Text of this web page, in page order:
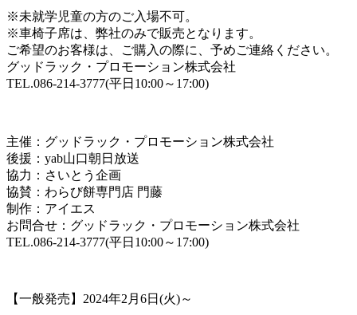
※未就学児童の方のご入場不可。
※車椅子席は、弊社のみで販売となります。
ご希望のお客様は、ご購入の際に、予めご連絡ください。
グッドラック・プロモーション株式会社
TEL.086-214-3777(平日10:00～17:00)
主催：グッドラック・プロモーション株式会社
後援：yab山口朝日放送
協力：さいとう企画
協賛：わらび餅専門店 門藤
制作：アイエス
お問合せ：グッドラック・プロモーション株式会社
TEL.086-214-3777(平日10:00～17:00)
【一般発売】2024年2月6日(火)～